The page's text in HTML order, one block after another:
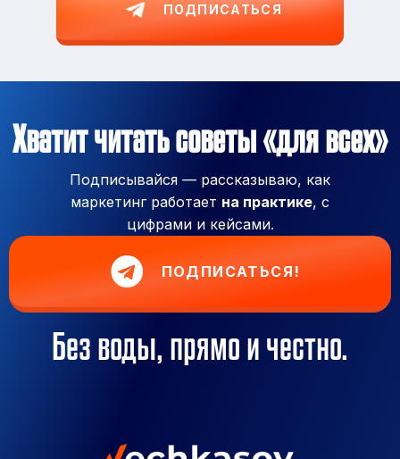
ПОДПИСАТЬСЯ
Хватит читать советы «для всех»
Подписывайся — рассказываю, как
маркетинг работает на практике, с
цифрами и кейсами.
ПОДПИСАТЬСЯ!
Без воды, прямо и честно.